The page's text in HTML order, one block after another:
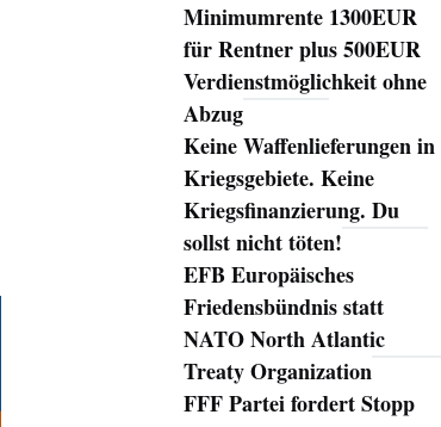
Minimumrente 1300EUR
für Rentner plus 500EUR
Verdienstmöglichkeit ohne
Abzug
Keine Waffenlieferungen in
Kriegsgebiete. Keine
Kriegsfinanzierung. Du
sollst nicht töten!
EFB Europäisches
Friedensbündnis statt
NATO North Atlantic
Treaty Organization
FFF Partei fordert Stopp